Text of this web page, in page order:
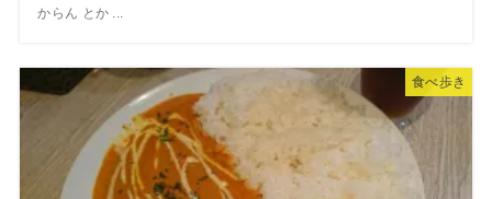
からん とか ...
食べ歩き